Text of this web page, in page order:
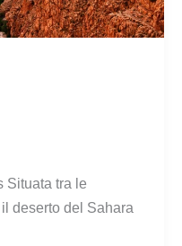
Situata tra le
deserto del Sahara